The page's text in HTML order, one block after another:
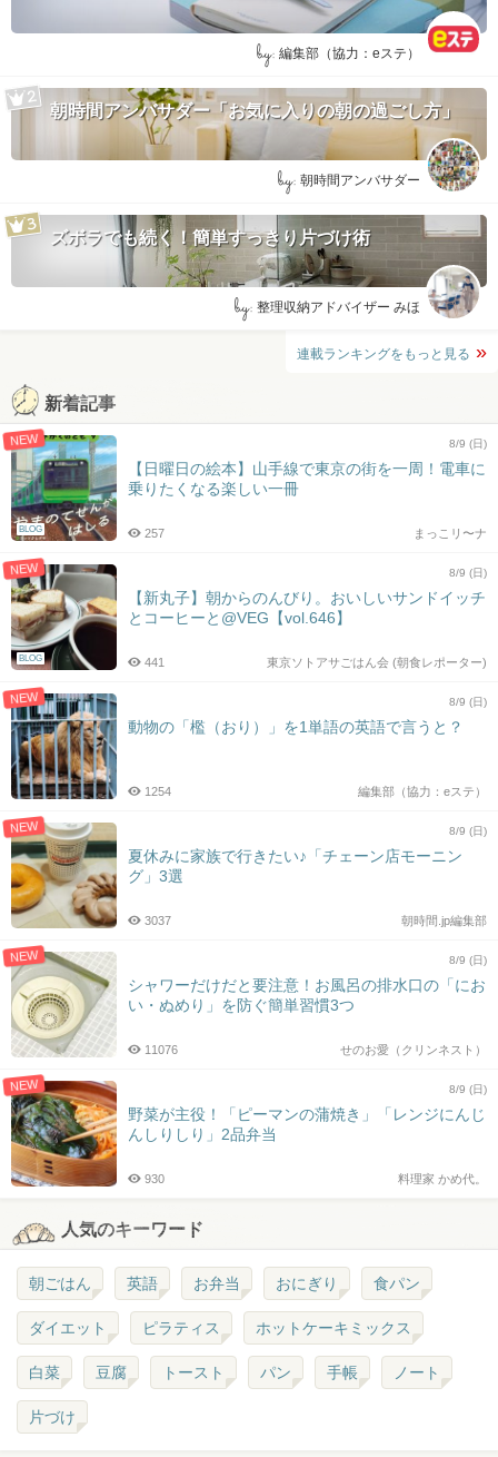
by: 編集部（協力：eステ）
朝時間アンバサダー「お気に入りの朝の過ごし方」
by: 朝時間アンバサダー
ズボラでも続く！簡単すっきり片づけ術
by: 整理収納アドバイザー みほ
連載ランキングをもっと見る
新着記事
NEW
BLOG
8/9 (日)
【日曜日の絵本】山手線で東京の街を一周！電車に
乗りたくなる楽しい一冊
まっこリ〜ナ
257
NEW
BLOG
8/9 (日)
【新丸子】朝からのんびり。おいしいサンドイッチ
とコーヒーと@VEG【vol.646】
東京ソトアサごはん会 (朝食レポーター)
441
NEW 8/9 (日)
動物の「檻（おり）」を1単語の英語で言うと？
編集部（協力：eステ）
1254
NEW 8/9 (日)
夏休みに家族で行きたい♪「チェーン店モーニン
グ」3選
朝時間.jp編集部
3037
NEW 8/9 (日)
シャワーだけだと要注意！お風呂の排水口の「にお
い・ぬめり」を防ぐ簡単習慣3つ
せのお愛（クリンネスト）
11076
NEW 8/9 (日)
野菜が主役！「ピーマンの蒲焼き」「レンジにんじ
んしりしり」2品弁当
料理家 かめ代。
930
人気のキーワード
朝ごはん 英語 お弁当 おにぎり 食パン
ダイエット ピラティス ホットケーキミックス
白菜 豆腐 トースト パン 手帳 ノート
片づけ